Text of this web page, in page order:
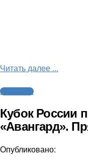
Читать далее ...
Трансляции
Кубок России
«Авангард».
Опубликовано: